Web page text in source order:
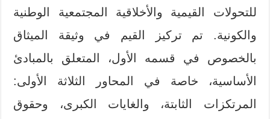
للتحولات القيمية والأخلاقية المجتمعية الوطنية
والكونية. تم تركيز القيم في وثيقة الميثاق
بالخصوص في قسمه الأول، المتعلق بالمبادئ
الأساسية، خاصة في المحاور الثلاثة الأولى:
المرتكزات الثابتة، والغايات الكبرى، وحقوق